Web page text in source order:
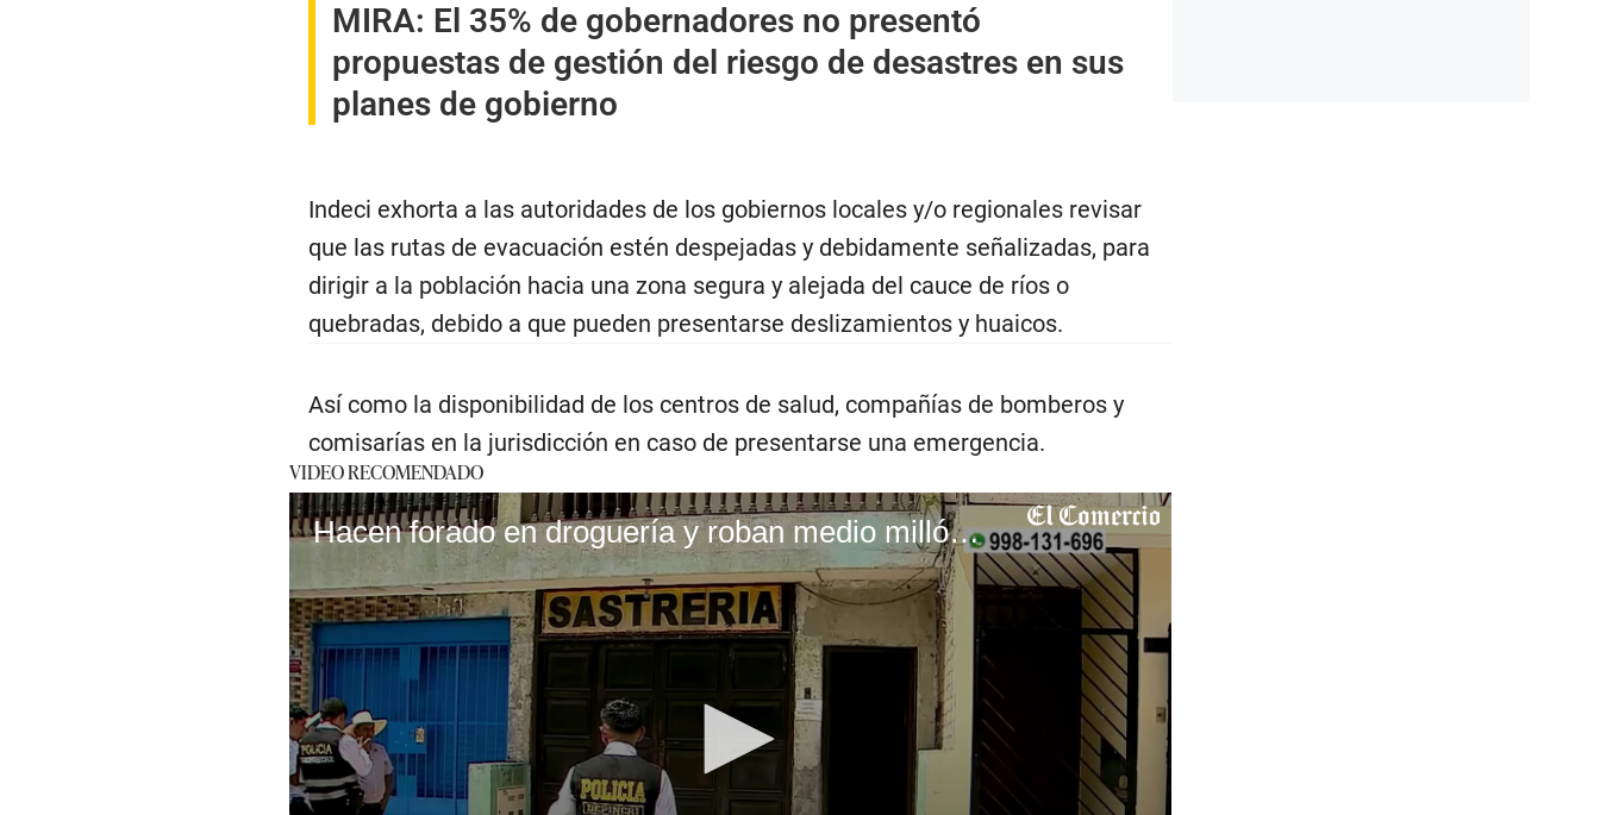
MIRA: El 35% de gobernadores no presentó
propuestas de gestión del riesgo de desastres en sus
planes de gobierno
Indeci exhorta a las autoridades de los gobiernos locales y/o regionales revisar
que las rutas de evacuación estén despejadas y debidamente señalizadas, para
dirigir a la población hacia una zona segura y alejada del cauce de ríos o
quebradas, debido a que pueden presentarse deslizamientos y huaicos.
Así como la disponibilidad de los centros de salud, compañías de bomberos y
comisarías en la jurisdicción en caso de presentarse una emergencia.
VIDEO RECOMENDADO
Hacen forado en droguería y roban medio millón de soles